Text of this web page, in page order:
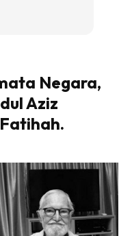
Negara,
Aziz